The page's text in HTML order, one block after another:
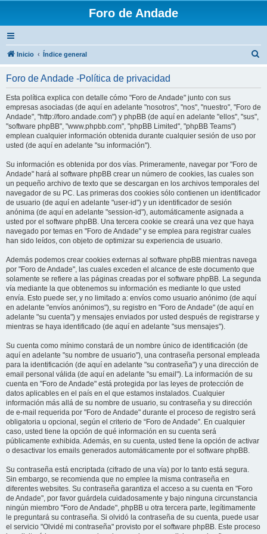
Foro de Andade
Inicio Índice general
Foro de Andade -Política de privacidad
Esta política explica con detalle cómo "Foro de Andade" junto con sus
empresas asociadas (de aquí en adelante "nosotros", "nos", "nuestro", "Foro de
Andade", "http://foro.andade.com") y phpBB (de aquí en adelante "ellos", "sus",
"software phpBB", "www.phpbb.com", "phpBB Limited", "phpBB Teams")
emplean cualquier información obtenida durante cualquier sesión de uso por
usted (de aquí en adelante "su información").
Su información es obtenida por dos vías. Primeramente, navegar por "Foro de
Andade" hará al software phpBB crear un número de cookies, las cuales son
un pequeño archivo de texto que se descargan en los archivos temporales del
navegador de su PC. Las primeras dos cookies sólo contienen un identificador
de usuario (de aquí en adelante "user-id") y un identificador de sesión
anónima (de aquí en adelante "session-id"), automáticamente asignada a
usted por el software phpBB. Una tercera cookie se creará una vez que haya
navegado por temas en "Foro de Andade" y se emplea para registrar cuales
han sido leídos, con objeto de optimizar su experiencia de usuario.
Además podemos crear cookies externas al software phpBB mientras navega
por "Foro de Andade", las cuales exceden el alcance de este documento que
solamente se refiere a las páginas creadas por el software phpBB. La segunda
vía mediante la que obtenemos su información es mediante lo que usted
envía. Esto puede ser, y no limitado a: envíos como usuario anónimo (de aquí
en adelante "envíos anónimos"), su registro en "Foro de Andade" (de aquí en
adelante "su cuenta") y mensajes enviados por usted después de registrarse y
mientras se haya identificado (de aquí en adelante "sus mensajes").
Su cuenta como mínimo constará de un nombre único de identificación (de
aquí en adelante "su nombre de usuario"), una contraseña personal empleada
para la identificación (de aquí en adelante "su contraseña") y una dirección de
email personal válida (de aquí en adelante "su email"). La información de su
cuenta en "Foro de Andade" está protegida por las leyes de protección de
datos aplicables en el país en el que estamos instalados. Cualquier
información más allá de su nombre de usuario, su contraseña y su dirección
de e-mail requerida por "Foro de Andade" durante el proceso de registro será
obligatoria u opcional, según el criterio de “Foro de Andade”. En cualquier
caso, usted tiene la opción de qué información en su cuenta será
públicamente exhibida. Además, en su cuenta, usted tiene la opción de activar
o desactivar los emails generados automáticamente por el software phpBB.
Su contraseña está encriptada (cifrado de una vía) por lo tanto está segura.
Sin embargo, se recomienda que no emplee la misma contraseña en
diferentes websites. Su contraseña garantiza el acceso a su cuenta en "Foro
de Andade", por favor guárdela cuidadosamente y bajo ninguna circunstancia
ningún miembro "Foro de Andade", phpBB u otra tercera parte, legítimamente
le preguntará su contraseña. Si olvidó la contraseña de su cuenta, puede usar
el servicio "Olvidé mi contraseña" provisto por el software phpBB. Este proceso